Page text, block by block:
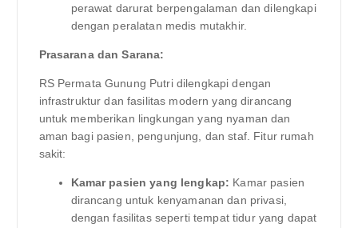
perawat darurat berpengalaman dan dilengkapi
dengan peralatan medis mutakhir.
Prasarana dan Sarana:
RS Permata Gunung Putri dilengkapi dengan
infrastruktur dan fasilitas modern yang dirancang
untuk memberikan lingkungan yang nyaman dan
aman bagi pasien, pengunjung, dan staf. Fitur rumah
sakit:
Kamar pasien yang lengkap: Kamar pasien
dirancang untuk kenyamanan dan privasi,
dengan fasilitas seperti tempat tidur yang dapat